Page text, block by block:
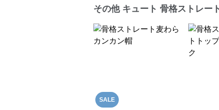
その他 キュート 骨格ストレー
SALE